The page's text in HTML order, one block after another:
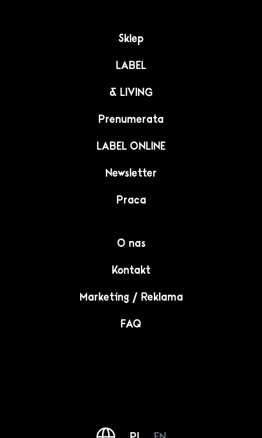
Sklep
LABEL
& LIVING
Prenumerata
LABEL ONLINE
Newsletter
Praca
O nas
Kontakt
Marketing / Reklama
FAQ